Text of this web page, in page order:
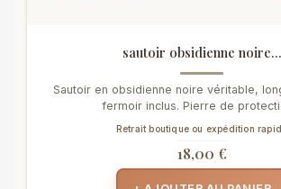
sautoir obsidienne noire...
Sautoir en obsidienne noire véritable,
fermoir inclus. Pierre de
Retrait boutique ou expédition
18,00 €